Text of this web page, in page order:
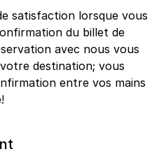
satisfaction lorsque vous
du billet de
avec nous vous
destination; vous
entre vos mains